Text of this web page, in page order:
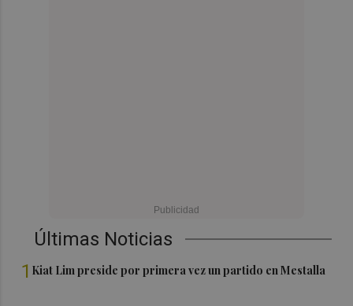
Últimas Noticias
1 Kiat Lim preside por primera vez un partido en Mestalla